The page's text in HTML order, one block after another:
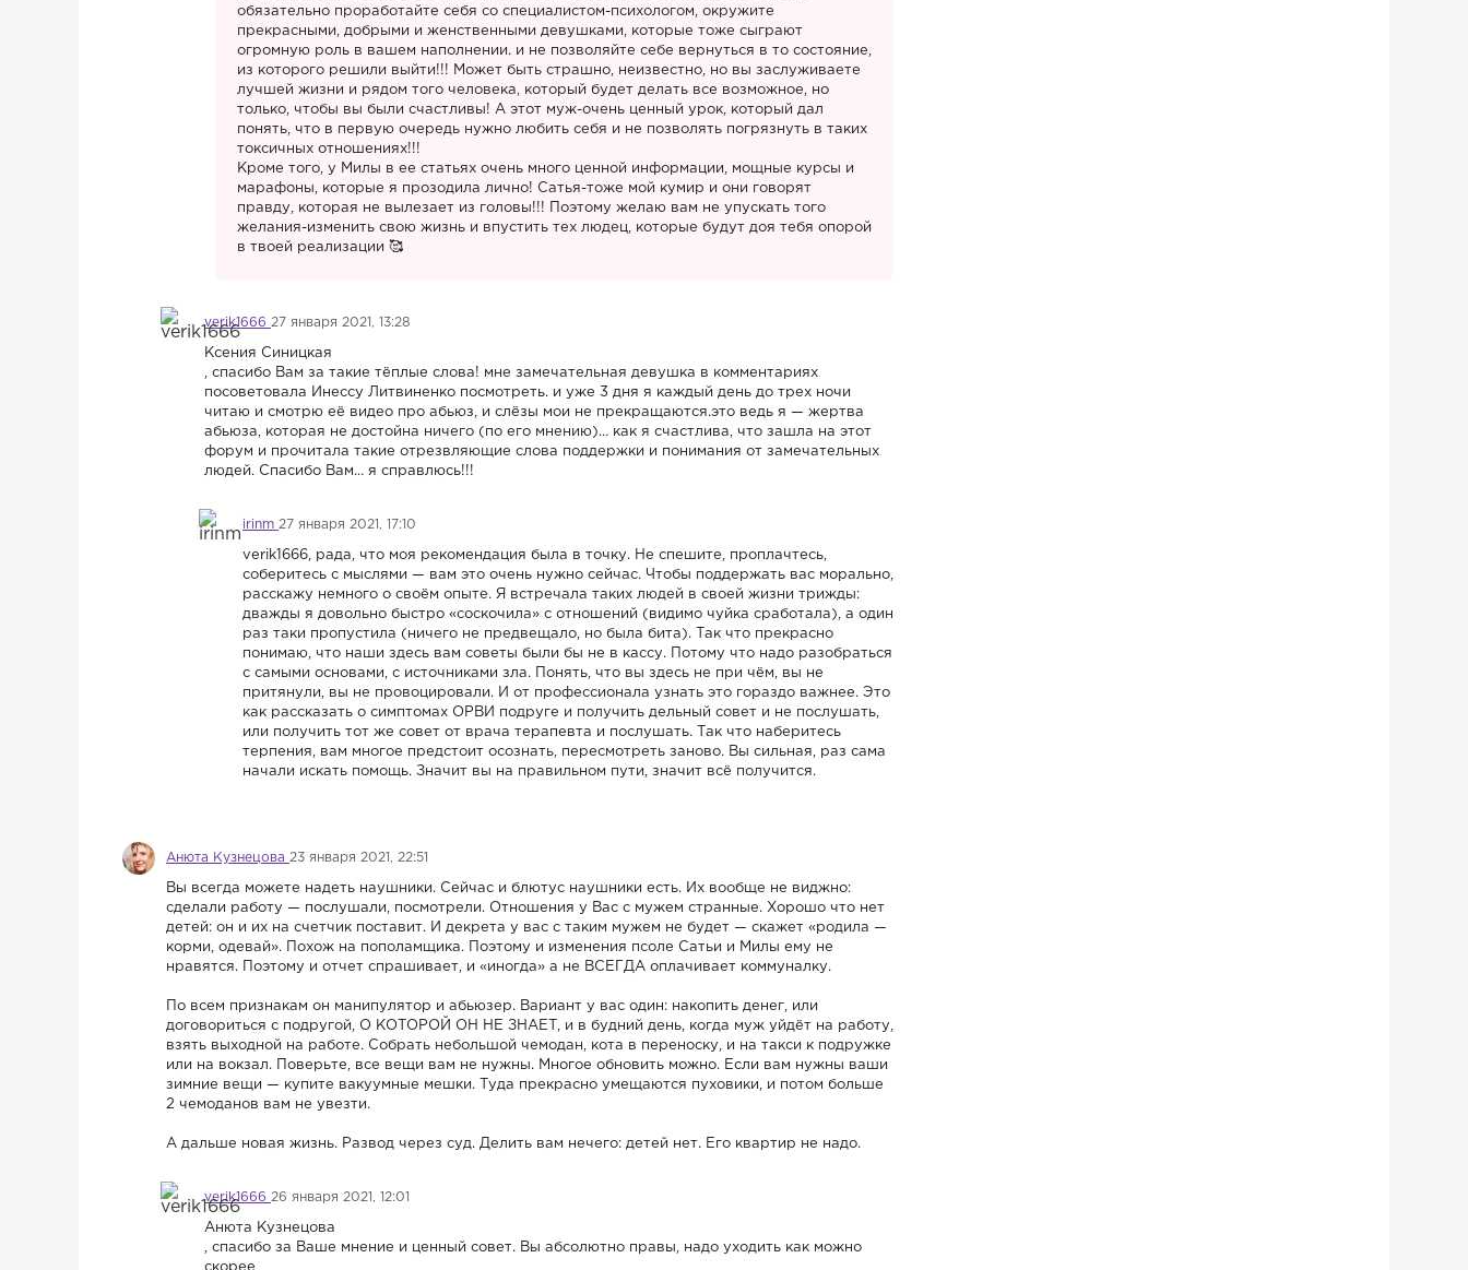
обязательно проработайте себя со специалистом-психологом, окружите
прекрасными, добрыми и женственными девушками, которые тоже сыграют
огромную роль в вашем наполнении. и не позволяйте себе вернуться в то состояние,
из которого решили выйти!!! Может быть страшно, неизвестно, но вы заслуживаете
лучшей жизни и рядом того человека, который будет делать все возможное, но
только, чтобы вы были счастливы! А этот муж-очень ценный урок, который дал
понять, что в первую очередь нужно любить себя и не позволять погрязнуть в таких
токсичных отношениях!!!
Кроме того, у Милы в ее статьях очень много ценной информации, мощные курсы и
марафоны, которые я прозодила лично! Сатья-тоже мой кумир и они говорят
правду, которая не вылезает из головы!!! Поэтому желаю вам не упускать того
желания-изменить свою жизнь и впустить тех людец, которые будут доя тебя опорой
в твоей реализации 🥰
verik1666 27 января 2021, 13:28
Ксения Синицкая
, спасибо Вам за такие тёплые слова! мне замечательная девушка в комментариях
посоветовала Инессу Литвиненко посмотреть. и уже 3 дня я каждый день до трех ночи
читаю и смотрю её видео про абьюз, и слёзы мои не прекращаются.это ведь я — жертва
абьюза, которая не достойна ничего (по его мнению)… как я счастлива, что зашла на этот
форум и прочитала такие отрезвляющие слова поддержки и понимания от замечательных
людей. Спасибо Вам… я справлюсь!!!
irinm 27 января 2021, 17:10
verik1666, рада, что моя рекомендация была в точку. Не спешите, проплачтесь,
соберитесь с мыслями — вам это очень нужно сейчас. Чтобы поддержать вас морально,
расскажу немного о своём опыте. Я встречала таких людей в своей жизни трижды:
дважды я довольно быстро «соскочила» с отношений (видимо чуйка сработала), а один
раз таки пропустила (ничего не предвещало, но была бита). Так что прекрасно
понимаю, что наши здесь вам советы были бы не в кассу. Потому что надо разобраться
с самыми основами, с источниками зла. Понять, что вы здесь не при чём, вы не
притянули, вы не провоцировали. И от профессионала узнать это гораздо важнее. Это
как рассказать о симптомах ОРВИ подруге и получить дельный совет и не послушать,
или получить тот же совет от врача терапевта и послушать. Так что наберитесь
терпения, вам многое предстоит осознать, пересмотреть заново. Вы сильная, раз сама
начали искать помощь. Значит вы на правильном пути, значит всё получится.
Анюта Кузнецова 23 января 2021, 22:51
Вы всегда можете надеть наушники. Сейчас и блютус наушники есть. Их вообще не виджно:
сделали работу — послушали, посмотрели. Отношения у Вас с мужем странные. Хорошо что нет
детей: он и их на счетчик поставит. И декрета у вас с таким мужем не будет — скажет «родила —
корми, одевай». Похож на пополамщика. Поэтому и изменения псоле Сатьи и Милы ему не
нравятся. Поэтому и отчет спрашивает, и «иногда» а не ВСЕГДА оплачивает коммуналку.
По всем признакам он манипулятор и абьюзер. Вариант у вас один: накопить денег, или
договориться с подругой, О КОТОРОЙ ОН НЕ ЗНАЕТ, и в будний день, когда муж уйдёт на работу,
взять выходной на работе. Собрать небольшой чемодан, кота в переноску, и на такси к подружке
или на вокзал. Поверьте, все вещи вам не нужны. Многое обновить можно. Если вам нужны ваши
зимние вещи — купите вакуумные мешки. Туда прекрасно умещаются пуховики, и потом больше
2 чемоданов вам не увезти.
А дальше новая жизнь. Развод через суд. Делить вам нечего: детей нет. Его квартир не надо.
verik1666 26 января 2021, 12:01
Анюта Кузнецова
, спасибо за Ваше мнение и ценный совет. Вы абсолютно правы, надо уходить как можно
скорее